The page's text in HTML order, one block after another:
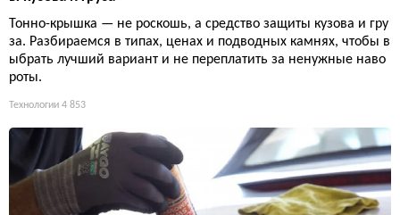
Тонно-крышка — не роскошь, а средство защиты кузова и гру
за. Разбираемся в типах, ценах и подводных камнях, чтобы в
ыбрать лучший вариант и не переплатить за ненужные наво
роты.
Технологии 4 853